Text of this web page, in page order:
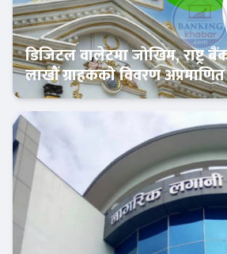
डिजिटल वालेटमा जोखिम, राष्ट्र
लाखौं ग्राहकको विवरण